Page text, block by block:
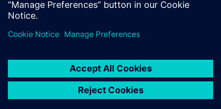
Simcenter